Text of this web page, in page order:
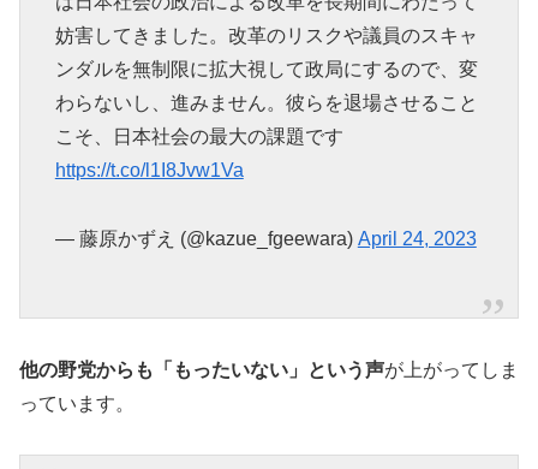
妨害してきました。改革のリスクや議員のスキャ
ンダルを無制限に拡大視して政局にするので、変
わらないし、進みません。彼らを退場させること
こそ、日本社会の最大の課題です
https://t.co/l1I8Jvw1Va
— 藤原かずえ (@kazue_fgeewara) April 24, 2023
他の野党からも「もったいない」という声が上がってしま
っています。